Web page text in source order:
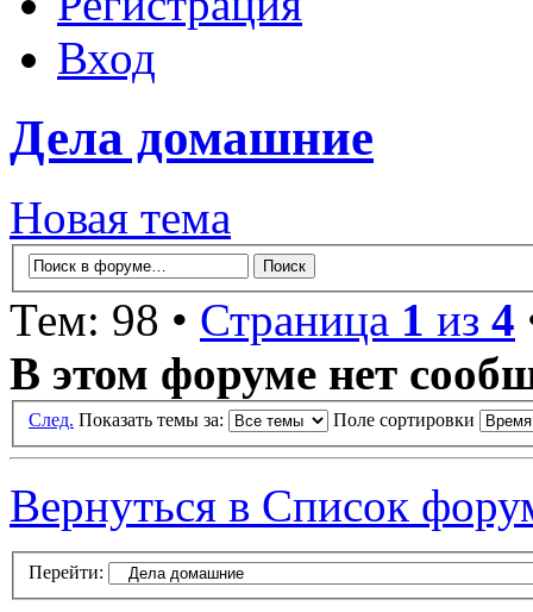
Вход
Дела домашние
Новая тема
Тем: 98 • Страница 1 из 4
В этом форуме нет
След. Показать темы за: Поле сортировки
Вернуться в Список
Перейти: